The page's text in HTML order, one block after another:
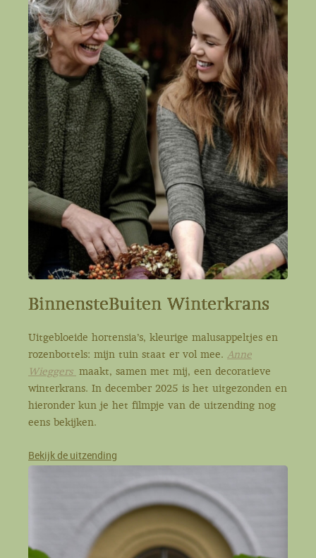
BinnensteBuiten Winterkrans
Uitgebloeide hortensia’s, kleurige malusappeltjes en
rozenbottels: mijn tuin staat er vol mee. Anne
Wieggers maakt, samen met mij, een decoratieve
winterkrans. In december 2025 is het uitgezonden en
hieronder kun je het filmpje van de uitzending nog
eens bekijken.
Bekijk de uitzending